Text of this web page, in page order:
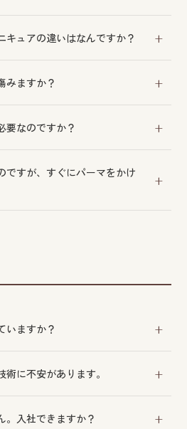
キュアの違いはなんですか？
ラーが合わない方にはマニキ
ざいます。
みますか？
ます。
要なのですか？
ますので、お時間に余裕を持
ですが、すぐにパーマをかけ
りする場合もございます。
いますか？
に不安があります。
ます。
。入社できますか？